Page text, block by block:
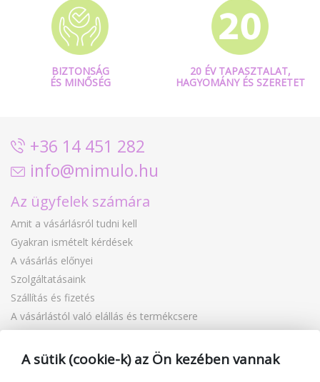
BIZTONSÁG
ÉS MINŐSÉG
20 ÉV TAPASZTALAT,
HAGYOMÁNY ÉS SZERETET
+36 14 451 282
info@mimulo.hu
Az ügyfelek számára
Amit a vásárlásról tudni kell
Gyakran ismételt kérdések
A vásárlás előnyei
Szolgáltatásaink
Szállítás és fizetés
A vásárlástól való elállás és termékcsere
Reklamáció
Ajándékutalványok
A sütik (cookie-k) az Ön kezében vannak